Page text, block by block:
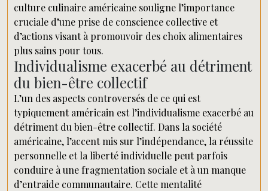
culture culinaire américaine souligne l’importance
cruciale d’une prise de conscience collective et
d’actions visant à promouvoir des choix alimentaires
plus sains pour tous.
Individualisme exacerbé au détriment
du bien-être collectif
L’un des aspects controversés de ce qui est
typiquement américain est l’individualisme exacerbé au
détriment du bien-être collectif. Dans la société
américaine, l’accent mis sur l’indépendance, la réussite
personnelle et la liberté individuelle peut parfois
conduire à une fragmentation sociale et à un manque
d’entraide communautaire. Cette mentalité